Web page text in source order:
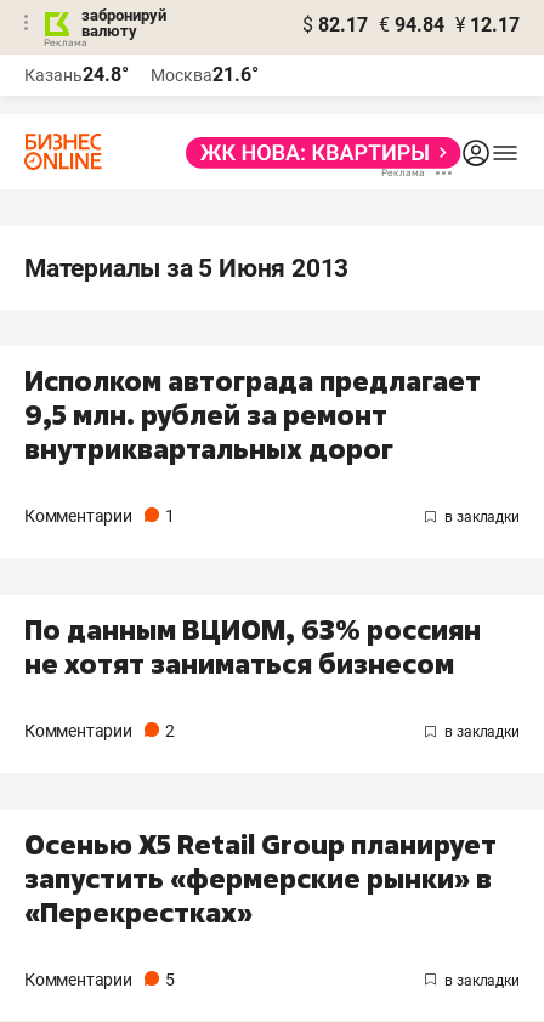
забронируй
валюту
$ 82.17 € 94.84 ¥ 12.17
Казань24.8° Москва21.6°
Материалы за 5 Июня 2013
Исполком автограда предлагает
9,5 млн. рублей за ремонт
внутриквартальных дорог
Комментарии 1
По данным ВЦИОМ, 63% россиян
не хотят заниматься бизнесом
Комментарии 2
Осенью Х5 Retail Group планирует
запустить «фермерские рынки» в
«Перекрестках»
Комментарии 5